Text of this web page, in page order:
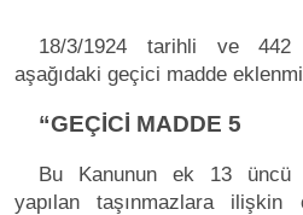
18/3/1924 tarihli ve 442
aşağıdaki geçici madde
“GEÇİCİ MADDE 5
Bu Kanunun ek 13 üncü
yapılan taşınmazlara ilişkin